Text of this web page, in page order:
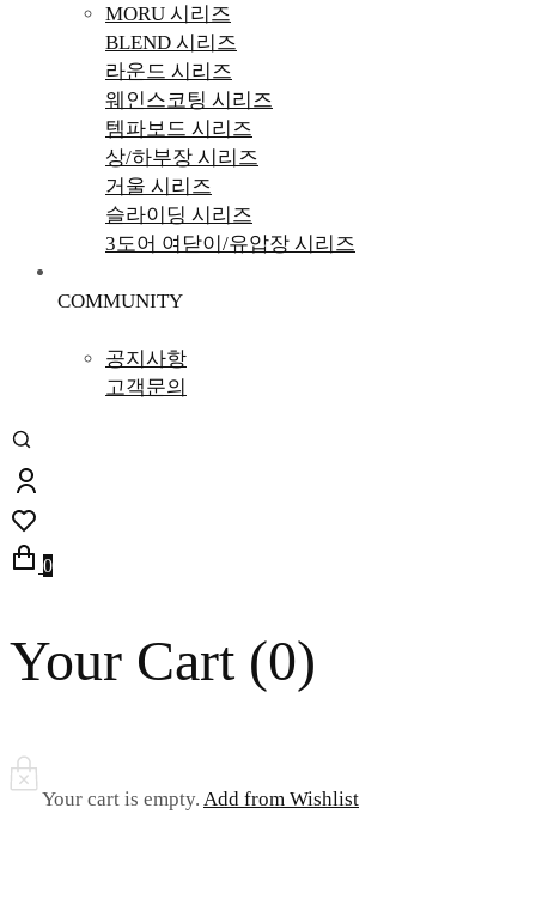
MORU 시리즈
BLEND 시리즈
라운드 시리즈
웨인스코팅 시리즈
템파보드 시리즈
상/하부장 시리즈
거울 시리즈
슬라이딩 시리즈
3도어 여닫이/유압장 시리즈
COMMUNITY
공지사항
고객문의
0
Your Cart (0)
Your cart is empty. Add from Wishlist